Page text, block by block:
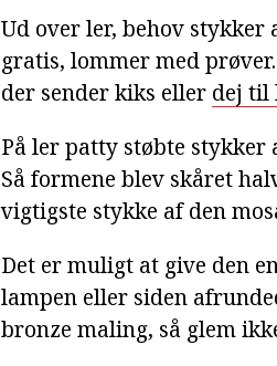
Ud over ler, behov
gratis, lommer med
der sender kiks eller dej til
På ler patty støbte stykker
Så formene blev skåret
vigtigste stykke af den
Det er muligt at give den
lampen eller siden
bronze maling, så glem